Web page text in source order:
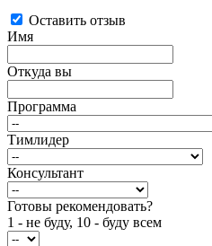
Оставить отзыв
Имя
Откуда вы
Программа
Тимлидер
Консультант
Готовы рекомендовать?
1 - не буду, 10 - буду всем